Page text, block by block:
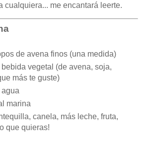
cualquiera... me encantará leerte.
de avena finos (una medida)
vegetal (de avena, soja,
más te guste)
marina
canela, más leche, fruta,
que quieras!